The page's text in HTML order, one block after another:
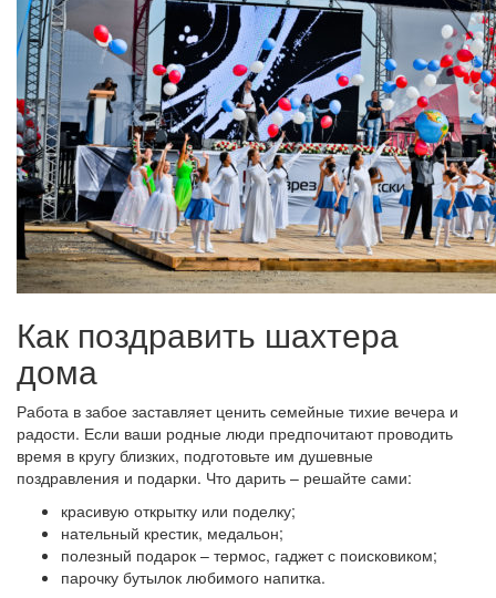
Как поздравить шахтера
дома
Работа в забое заставляет ценить семейные тихие вечера и
радости. Если ваши родные люди предпочитают проводить
время в кругу близких, подготовьте им душевные
поздравления и подарки. Что дарить – решайте сами:
красивую открытку или поделку;
нательный крестик, медальон;
полезный подарок – термос, гаджет с поисковиком;
парочку бутылок любимого напитка.